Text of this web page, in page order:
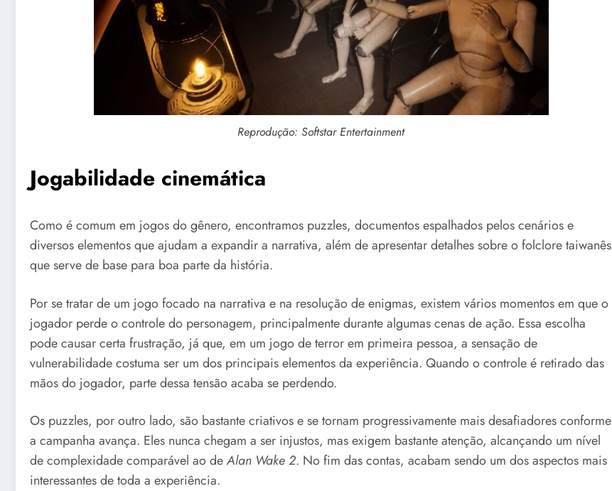
Reprodução: Softstar Entertainment
Jogabilidade cinemática
Como é comum em jogos do gênero, encontramos puzzles, documentos espalhados pelos cenários e
diversos elementos que ajudam a expandir a narrativa, além de apresentar detalhes sobre o folclore taiwanês
que serve de base para boa parte da história.
Por se tratar de um jogo focado na narrativa e na resolução de enigmas, existem vários momentos em que o
jogador perde o controle do personagem, principalmente durante algumas cenas de ação. Essa escolha
pode causar certa frustração, já que, em um jogo de terror em primeira pessoa, a sensação de
vulnerabilidade costuma ser um dos principais elementos da experiência. Quando o controle é retirado das
mãos do jogador, parte dessa tensão acaba se perdendo.
Os puzzles, por outro lado, são bastante criativos e se tornam progressivamente mais desafiadores conforme
a campanha avança. Eles nunca chegam a ser injustos, mas exigem bastante atenção, alcançando um nível
de complexidade comparável ao deAlan Wake 2. No fim das contas, acabam sendo um dos aspectos mais
interessantes de toda a experiência.